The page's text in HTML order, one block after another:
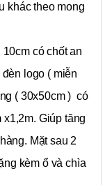
khác theo mong
có chốt an
logo ( miễn
( 30x50cm ) có
Giúp tăng
Mặt sau 2
kèm ổ và chìa